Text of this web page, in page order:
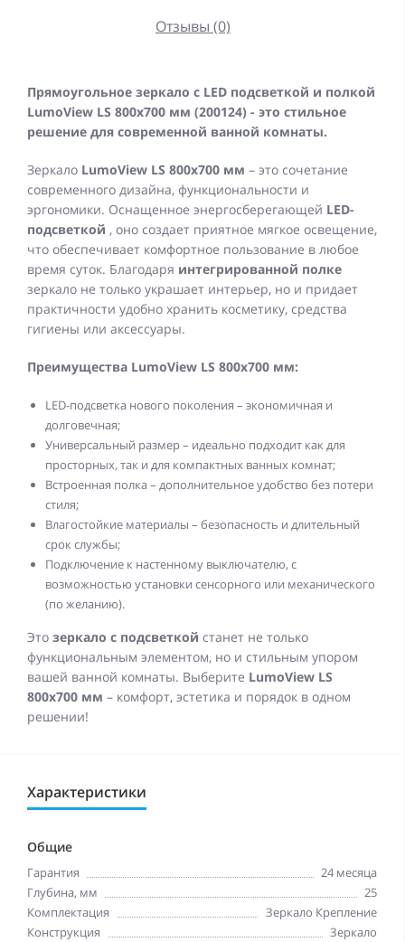
Отзывы (0)
Прямоугольное зеркало с LED подсветкой и полкой
LumoView LS 800x700 мм (200124) - это стильное
решение для современной ванной комнаты.
Зеркало LumoView LS 800x700 мм – это сочетание
современного дизайна, функциональности и
эргономики. Оснащенное энергосберегающей LED-
подсветкой , оно создает приятное мягкое освещение,
что обеспечивает комфортное пользование в любое
время суток. Благодаря интегрированной полке
зеркало не только украшает интерьер, но и придает
практичности удобно хранить косметику, средства
гигиены или аксессуары.
Преимущества LumoView LS 800x700 мм:
LED-подсветка нового поколения – экономичная и
долговечная;
Универсальный размер – идеально подходит как для
просторных, так и для компактных ванных комнат;
Встроенная полка – дополнительное удобство без потери
стиля;
Влагостойкие материалы – безопасность и длительный
срок службы;
Подключение к настенному выключателю, с
возможностью установки сенсорного или механического
(по желанию).
Это зеркало с подсветкой станет не только
функциональным элементом, но и стильным упором
вашей ванной комнаты. Выберите LumoView LS
800x700 мм – комфорт, эстетика и порядок в одном
решении!
Характеристики
Общие
Гарантия
24 месяца
Глубина, мм
25
Комплектация
Зеркало Крепление
Конструкция
Зеркало